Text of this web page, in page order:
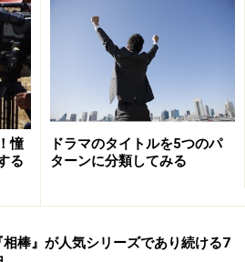
憧
る
ドラマのタイトルを5つのパ
ターンに分類してみる
相棒』が人気シリーズであり続ける7